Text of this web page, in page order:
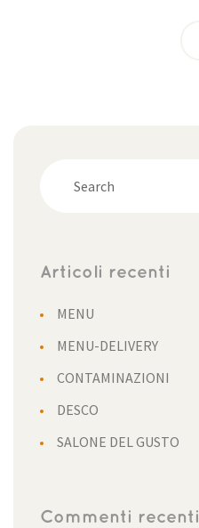
Articoli recenti
MENU
MENU-DELIVERY
CONTAMINAZIONI
DESCO
SALONE DEL GUSTO
Commenti recenti